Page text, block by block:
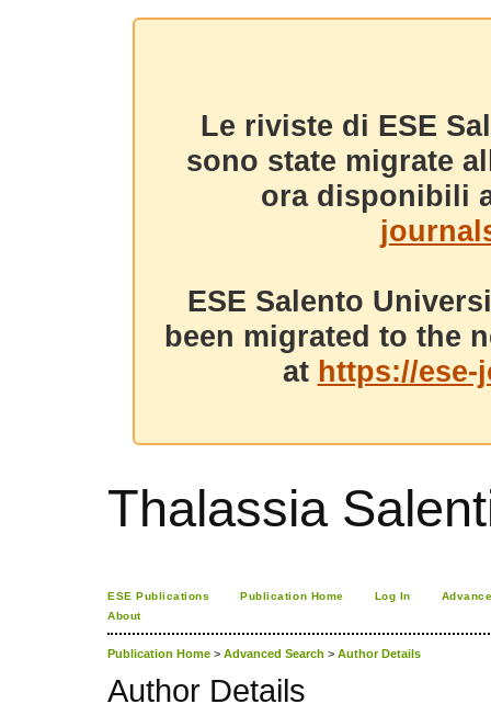
Le riviste di ESE
sono state migrate
ora disponibili
ESE Salento
been migrated to the
at https://
Thalassia
ESE Publications Publication Home Log In
About
Publication Home > Advanced Search > Author Details
Author Details